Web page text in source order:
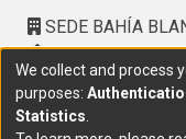
SEDE BAHÍA
Calle Ciudad de
Provincial del
(291) 459 2550,
10.00 h a 14.00 h
We collect and process
purposes:
Statistics